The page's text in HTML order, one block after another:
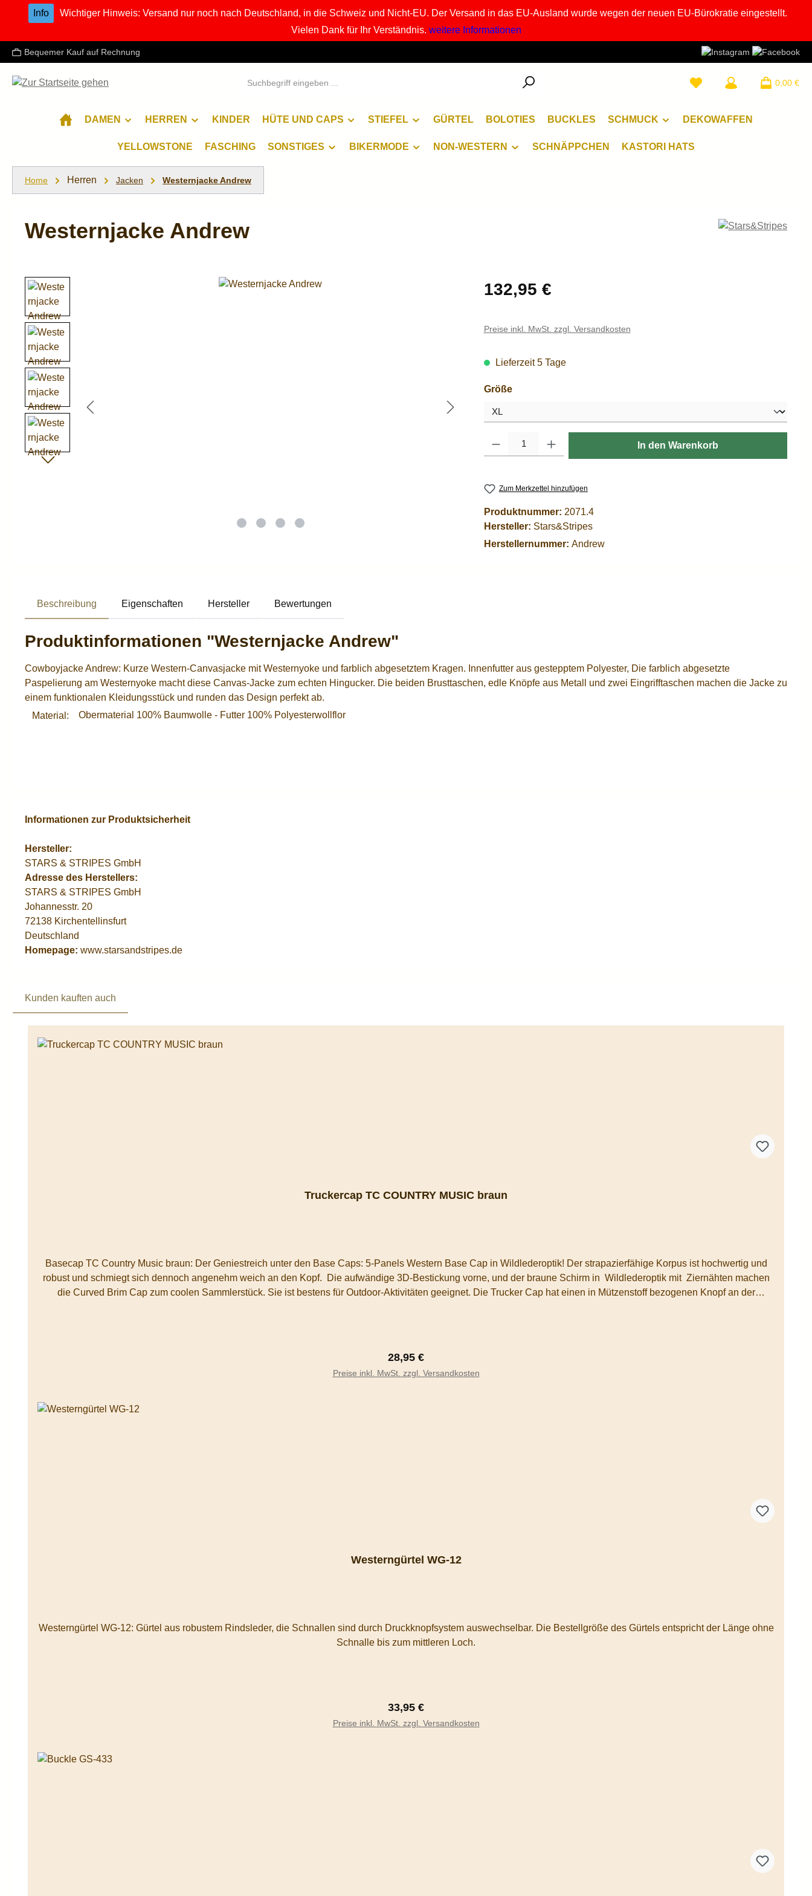
Hauptinhalt springen
Zur Suche springen
Zur Hauptnavigation springen
Info
Wichtiger Hinweis: Versand nur noch nach Deutschland, in die Schweiz und Nicht-EU. Der Versand in das EU-Ausland wurde wegen der neuen EU-Bürokratie eingestellt.
Vielen Dank für Ihr Verständnis. weitere Informationen
Bequemer Kauf auf Rechnung
0,00 €
DAMEN HERREN KINDER HÜTE UND CAPS STIEFEL GÜRTEL BOLOTIES BUCKLES SCHMUCK DEKOWAFFEN
YELLOWSTONE FASCHING SONSTIGES BIKERMODE NON-WESTERN SCHNÄPPCHEN KASTORI HATS
Home Herren Jacken Westernjacke Andrew
Westernjacke Andrew
Bildergalerie überspringen Regulärer Preis:
132,95 €
Preise inkl. MwSt. zzgl. Versandkosten
Lieferzeit 5 Tage
Größeauswählen
In den Warenkorb
Zum Merkzettel hinzufügen
Produktnummer: 2071.4
Hersteller: Stars&Stripes
Herstellernummer: Andrew
Beschreibung Eigenschaften Hersteller Bewertungen
Produktinformationen "Westernjacke Andrew"
Cowboyjacke Andrew: Kurze Western-Canvasjacke mit Westernyoke und farblich abgesetztem Kragen. Innenfutter aus gestepptem Polyester, Die farblich abgesetzte
Paspelierung am Westernyoke macht diese Canvas-Jacke zum echten Hingucker. Die beiden Brusttaschen, edle Knöpfe aus Metall und zwei Eingrifftaschen machen die Jacke zu
einem funktionalen Kleidungsstück und runden das Design perfekt ab.
Material:
Obermaterial 100% Baumwolle - Futter 100% Polyesterwollflor
Informationen zur Produktsicherheit
Hersteller:
STARS & STRIPES GmbH
Adresse des Herstellers:
STARS & STRIPES GmbH
Johannesstr. 20
72138 Kirchentellinsfurt
Deutschland
Homepage: www.starsandstripes.de
Kunden kauften auch
Truckercap TC COUNTRY MUSIC braun
Basecap TC Country Music braun: Der Geniestreich unter den Base Caps: 5-Panels Western Base Cap in Wildlederoptik! Der strapazierfähige Korpus ist hochwertig und
robust und schmiegt sich dennoch angenehm weich an den Kopf. Die aufwändige 3D-Bestickung vorne, und der braune Schirm in Wildlederoptik mit Ziernähten machen
die Curved Brim Cap zum coolen Sammlerstück. Sie ist bestens für Outdoor-Aktivitäten geeignet. Die Trucker Cap hat einen in Mützenstoff bezogenen Knopf an der
Regulärer Preis:
28,95 €
Preise inkl. MwSt. zzgl. Versandkosten
In den Warenkorb
Westerngürtel WG-12
Westerngürtel WG-12: Gürtel aus robustem Rindsleder, die Schnallen sind durch Druckknopfsystem auswechselbar. Die Bestellgröße des Gürtels entspricht der Länge ohne
Schnalle bis zum mittleren Loch.
Regulärer Preis:
33,95 €
Preise inkl. MwSt. zzgl. Versandkosten
In den Warenkorb